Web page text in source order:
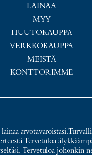
LAINAA
MYY
HUUTOKAUPPA
VERKKOKAUPPA
MEISTÄ
KONTTORIMME
arvotavaroistasi.
Tervetuloa
Tervetuloa johonkin